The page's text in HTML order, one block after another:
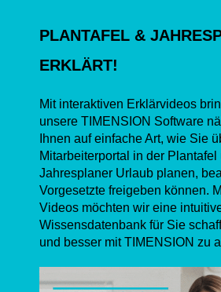
PLANTAFEL &
ERKLÄRT!
Mit interaktiven Erklärvideos
unsere TIMENSION Software
Ihnen auf einfache Art, wie Sie
Mitarbeiterportal in der Plantafel
Jahresplaner Urlaub planen,
Vorgesetzte freigeben können.
Videos möchten wir eine
Wissensdatenbank für Sie
und besser mit TIMENSION zu